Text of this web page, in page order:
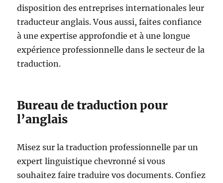
disposition des entreprises internationales leur
traducteur anglais. Vous aussi, faites confiance
à une expertise approfondie et à une longue
expérience professionnelle dans le secteur de la
traduction.
Bureau de traduction pour
l’anglais
Misez sur la traduction professionnelle par un
expert linguistique chevronné si vous
souhaitez faire traduire vos documents. Confiez